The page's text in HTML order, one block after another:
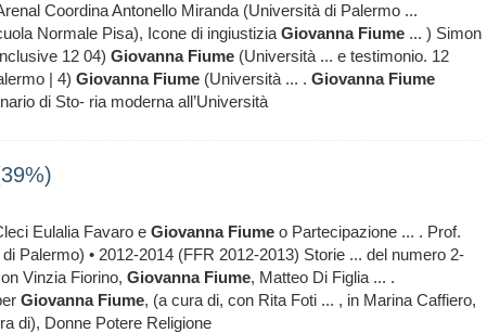
Coordina Antonello Miranda (Università di Palermo ...
Normale Pisa), Icone di ingiustizia Giovanna Fiume ... ) Simon
12 04) Giovanna Fiume (Università ... e testimonio. 12
| 4) Giovanna Fiume (Università ... . Giovanna Fiume
di Sto- ria moderna all’Università
Eulalia Favaro e Giovanna Fiume o Partecipazione ... . Prof.
Palermo) • 2012-2014 (FFR 2012-2013) Storie ... del numero 2-
Vinzia Fiorino, Giovanna Fiume, Matteo Di Figlia ... .
Giovanna Fiume, (a cura di, con Rita Foti ... , in Marina Caffiero,
di), Donne Potere Religione